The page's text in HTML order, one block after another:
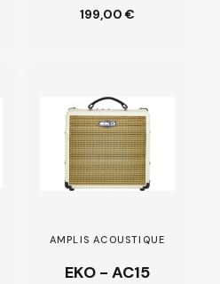
199,00 €
Ajouter au
panier
AMPLIS ACOUSTIQUE
EKO - AC15